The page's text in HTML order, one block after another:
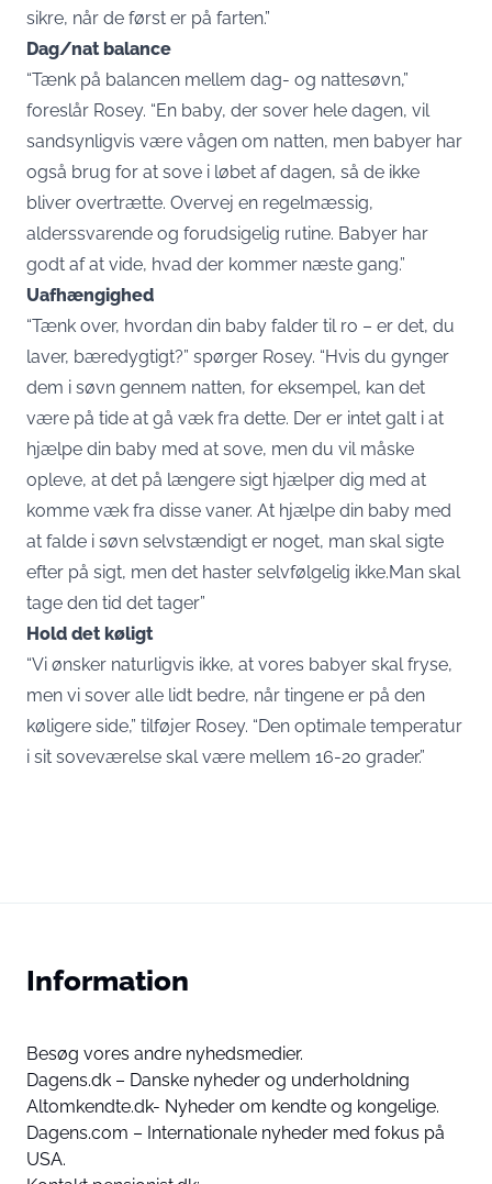
sikre, når de først er på farten.”
Dag/nat balance
“Tænk på balancen mellem dag- og nattesøvn,”
foreslår Rosey. “En baby, der sover hele dagen, vil
sandsynligvis være vågen om natten, men babyer har
også brug for at sove i løbet af dagen, så de ikke
bliver overtrætte. Overvej en regelmæssig,
alderssvarende og forudsigelig rutine. Babyer har
godt af at vide, hvad der kommer næste gang.”
Uafhængighed
“Tænk over, hvordan din baby falder til ro – er det, du
laver, bæredygtigt?” spørger Rosey. “Hvis du gynger
dem i søvn gennem natten, for eksempel, kan det
være på tide at gå væk fra dette. Der er intet galt i at
hjælpe din baby med at sove, men du vil måske
opleve, at det på længere sigt hjælper dig med at
komme væk fra disse vaner. At hjælpe din baby med
at falde i søvn selvstændigt er noget, man skal sigte
efter på sigt, men det haster selvfølgelig ikke.Man skal
tage den tid det tager”
Hold det køligt
“Vi ønsker naturligvis ikke, at vores babyer skal fryse,
men vi sover alle lidt bedre, når tingene er på den
køligere side,” tilføjer Rosey. “Den optimale temperatur
i sit soveværelse skal være mellem 16-20 grader.”
Information
Besøg vores andre nyhedsmedier.
Dagens.dk – Danske nyheder og underholdning
Altomkendte.dk- Nyheder om kendte og kongelige.
Dagens.com – Internationale nyheder med fokus på
USA.